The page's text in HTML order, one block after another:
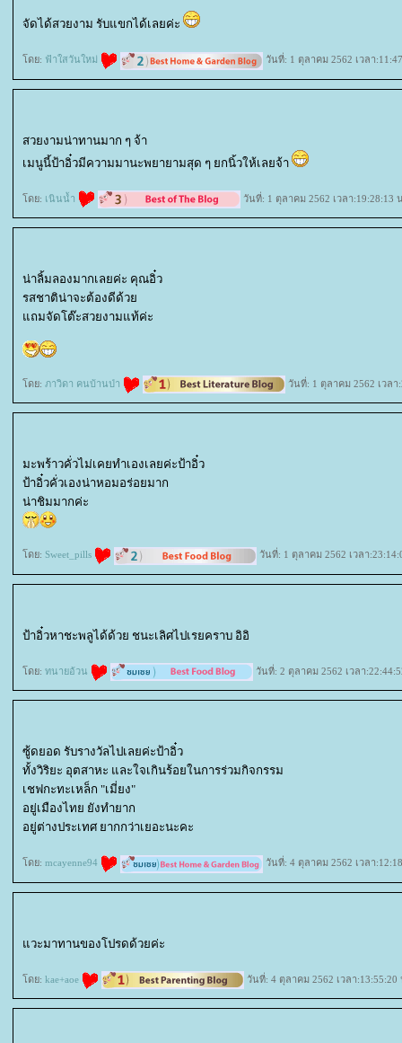
จัดได้สวยงาม รับแขกได้เลยค่ะ
ดย: ฟ้าใสวันใหม่ วันที่: 1 ตุลาคม 2562 เวลา
สวยงามน่าทานมาก ๆ จ้า
เมนูนี้ป้าอิ๋วมีความมานะพยายามสุด ๆ ยกนิ้วให้เลยจ้า
ดย: เนินน้ำ วันที่: 1 ตุลาคม 2562 เวลา:19:28:13
น่าลิ้มลองมากเลยค่ะ คุณอิ๋ว
รสชาติน่าจะต้องดีด้ว
ถมจัดโต๊ะสวยงามแท้ค่ะ
ดย: ภาวิดา คนบ้านป่า วันที่: 1 ตุลาคม 2562 เวลา
มะพร้าวคั่วไม่เคยทำเองเลยค่ะป้าอิ๋ว
ป้าอิ๋วคั่วเองน่าหอมอร่อยมาก
น่าชิมมากค่ะ
ดย: Sweet_pills วันที่: 1 ตุลาคม 2562 เวลา
ป้าอิ๋วหาชะพลูได้ด้วย ชนะเลิศไปเรยคราบ อิอิ
ดย: ทนายอ้วน วันที่: 2 ตุลาคม 2562 เวลา
ซู้ดยอด รับรางวัลไปเลยค่ะป้าอิ๋ว
ทั้งวิริยะ อุตสาหะ และใจเกินร้อยในการร่วมกิจกรรม
เชฟกะทะเหล็ก "เมี่ยง"
อยู่เมืองไทย ยังทำยาก
อยู่ต่างประเทศ ยากกว่าเยอะนะคะ
ดย: mcayenne94 วันที่: 4 ตุลาคม 2562 เวลา
วะมาทานของโปรดด้วยค่ะ
ดย: kae+aoe วันที่: 4 ตุลาคม 2562 เวลา:13:55:20